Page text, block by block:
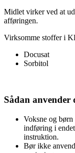
Midlet virker ved at
afføringen.
Virksomme stoffer i
Docusat
Sorbitol
Sådan
Voksne og
indføring i
instruktion.
Bør ikke